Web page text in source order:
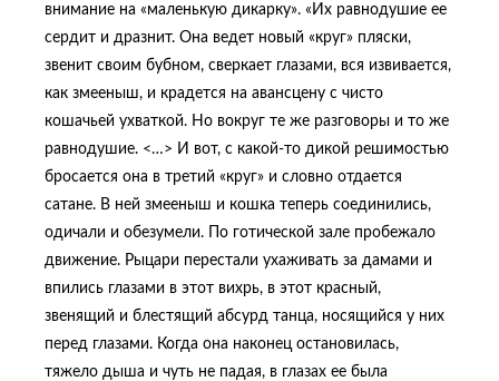
внимание на «маленькую дикарку». «Их равнодушие ее
сердит и дразнит. Она ведет новый «круг» пляски,
звенит своим бубном, сверкает глазами, вся извивается,
как змееныш, и крадется на авансцену с чисто
кошачьей ухваткой. Но вокруг те же разговоры и то же
равнодушие. <…> И вот, с какой-то дикой решимостью
бросается она в третий «круг» и словно отдается
сатане. В ней змееныш и кошка теперь соединились,
одичали и обезумели. По готической зале пробежало
движение. Рыцари перестали ухаживать за дамами и
впились глазами в этот вихрь, в этот красный,
звенящий и блестящий абсурд танца, носящийся у них
перед глазами. Когда она наконец остановилась,
тяжело дыша и чуть не падая, в глазах ее была